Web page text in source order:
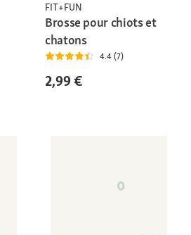
FIT+FUN
Brosse pour chiots et
chatons
4.4 (7)
2,99 €